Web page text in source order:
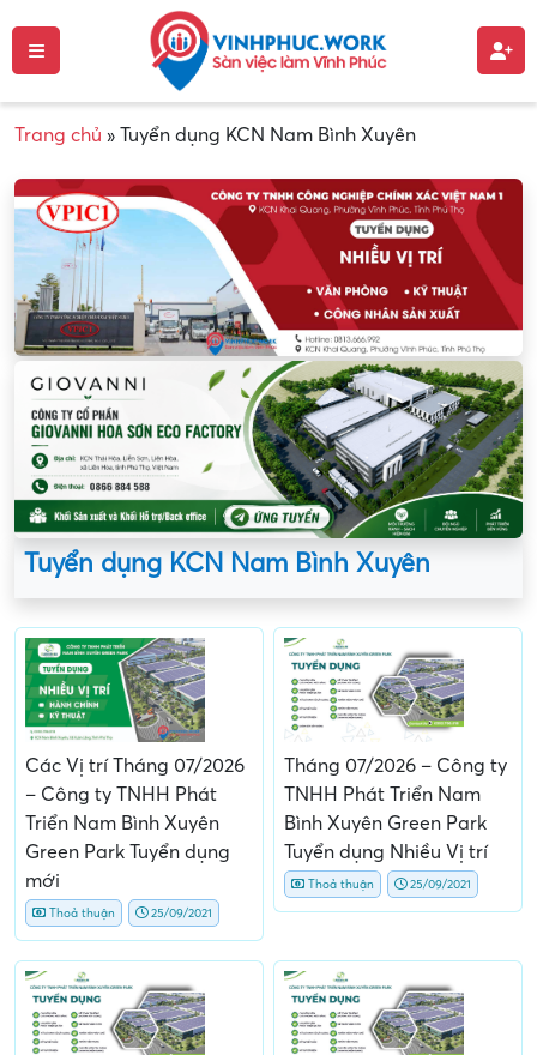
Trang chủ » Tuyển dụng KCN Nam Bình Xuyên
Tuyển dụng KCN Nam Bình Xuyên
Các Vị trí Tháng 07/2026
– Công ty TNHH Phát
Triển Nam Bình Xuyên
Green Park Tuyển dụng
mới
Thoả thuận 25/09/2021
Tháng 07/2026 – Công ty
TNHH Phát Triển Nam
Bình Xuyên Green Park
Tuyển dụng Nhiều Vị trí
Thoả thuận 25/09/2021